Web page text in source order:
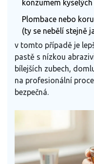
konzumem
Plombace nebo
(ty se nebělí stejně
v tomto případě je
pastě s nízkou
bílejších zubech,
na profesionální
bezpečná.